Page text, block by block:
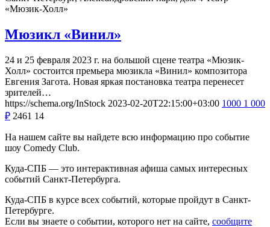
«Мюзик-Холл»
Мюзикл «Винил»
24 и 25 февраля 2023 г. на большой сцене театра «Мюзик-
Холл» состоится премьера мюзикла «Винил» композитора
Евгения Загота. Новая яркая постановка театра перенесет
зрителей…
https://schema.org/InStock 2023-02-20T22:15:00+03:00 1000 1 000
₽ 2461 14
На нашем сайте вы найдете всю информацию про событие
шоу Comedy Club.
Куда-СПБ — это интерактивная афиша самых интересных
событий Санкт-Петербурга.
Куда-СПБ в курсе всех событий, которые пройдут в Санкт-
Петербурге.
Если вы знаете о событии, которого нет на сайте, сообщите